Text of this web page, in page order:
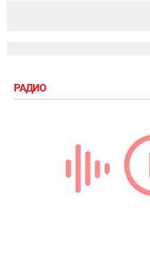
РАДИО